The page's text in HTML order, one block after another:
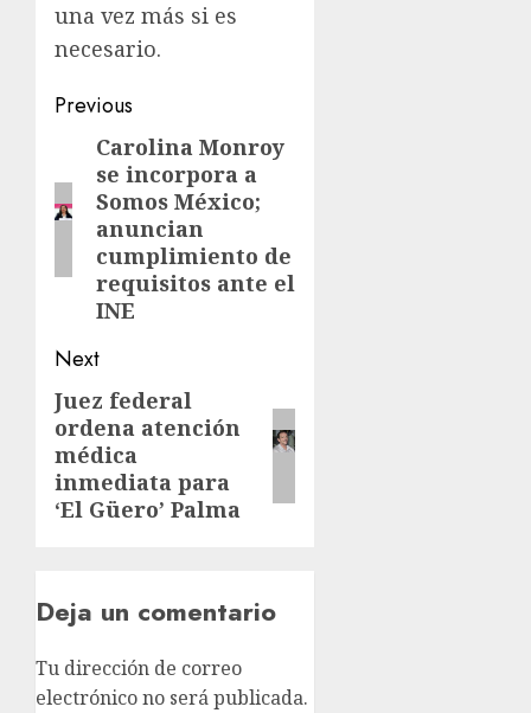
una vez más si es
necesario.
Previous
Carolina Monroy
se incorpora a
Somos México;
anuncian
cumplimiento de
requisitos ante el
INE
Next
Juez federal
ordena atención
médica
inmediata para
‘El Güero’ Palma
Deja un comentario
Tu dirección de correo
electrónico no será publicada.